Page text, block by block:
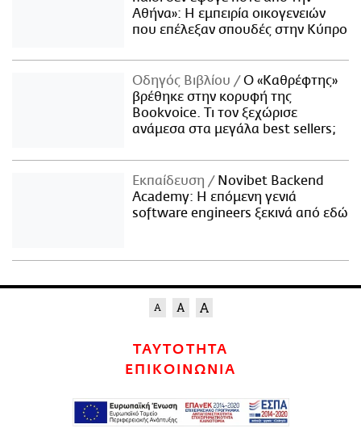
Αθήνα»: Η εμπειρία οικογενειών
που επέλεξαν σπουδές στην Κύπρο
Οδηγός Βιβλίου
Ο «Καθρέφτης»
βρέθηκε στην κορυφή της
Bookvoice. Τι τον ξεχώρισε
ανάμεσα στα μεγάλα best sellers;
Εκπαίδευση
Novibet Backend
Academy: Η επόμενη γενιά
software engineers ξεκινά από εδώ
ΤΑΥΤΟΤΗΤΑ
ΕΠΙΚΟΙΝΩΝΙΑ